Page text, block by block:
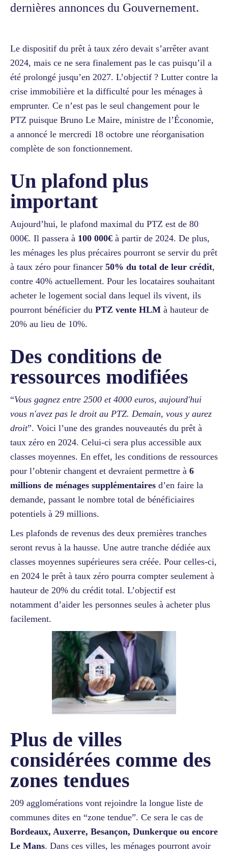
dernières annonces du Gouvernement.
Le dispositif du prêt à taux zéro devait s’arrêter avant
2024, mais ce ne sera finalement pas le cas puisqu’il a
été prolongé jusqu’en 2027. L’objectif ? Lutter contre la
crise immobilière et la difficulté pour les ménages à
emprunter. Ce n’est pas le seul changement pour le
PTZ puisque Bruno Le Maire, ministre de l’Économie,
a annoncé le mercredi 18 octobre une réorganisation
complète de son fonctionnement.
Un plafond plus
important
Aujourd’hui, le plafond maximal du PTZ est de 80
000€. Il passera à 100 000€ à partir de 2024. De plus,
les ménages les plus précaires pourront se servir du prêt
à taux zéro pour financer 50% du total de leur crédit,
contre 40% actuellement. Pour les locataires souhaitant
acheter le logement social dans lequel ils vivent, ils
pourront bénéficier du PTZ vente HLM à hauteur de
20% au lieu de 10%.
Des conditions de
ressources modifiées
“Vous gagnez entre 2500 et 4000 euros, aujourd'hui
vous n'avez pas le droit au PTZ. Demain, vous y aurez
droit”. Voici l’une des grandes nouveautés du prêt à
taux zéro en 2024. Celui-ci sera plus accessible aux
classes moyennes. En effet, les conditions de ressources
pour l’obtenir changent et devraient permettre à 6
millions de ménages supplémentaires d’en faire la
demande, passant le nombre total de bénéficiaires
potentiels à 29 millions.
Les plafonds de revenus des deux premières tranches
seront revus à la hausse. Une autre tranche dédiée aux
classes moyennes supérieures sera créée. Pour celles-ci,
en 2024 le prêt à taux zéro pourra compter seulement à
hauteur de 20% du crédit total. L’objectif est
notamment d’aider les personnes seules à acheter plus
facilement.
Plus de villes
considérées comme des
zones tendues
209 agglomérations vont rejoindre la longue liste de
communes dites en “zone tendue”. Ce sera le cas de
Bordeaux, Auxerre, Besançon, Dunkerque ou encore
Le Mans. Dans ces villes, les ménages pourront avoir